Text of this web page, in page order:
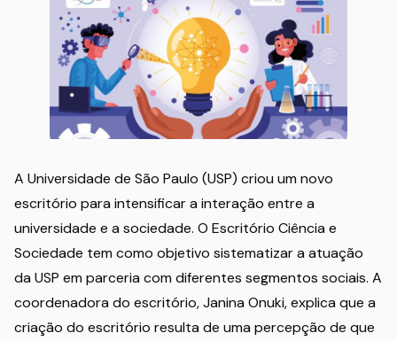
A Universidade de São Paulo (USP) criou um novo
escritório para intensificar a interação entre a
universidade e a sociedade. O Escritório Ciência e
Sociedade tem como objetivo sistematizar a atuação
da USP em parceria com diferentes segmentos sociais. A
coordenadora do escritório, Janina Onuki, explica que a
criação do escritório resulta de uma percepção de que